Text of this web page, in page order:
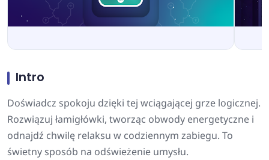
Intro
Doświadcz spokoju dzięki tej wciągającej grze logicznej.
Rozwiązuj łamigłówki, tworząc obwody energetyczne i
odnajdź chwilę relaksu w codziennym zabiegu. To
świetny sposób na odświeżenie umysłu.